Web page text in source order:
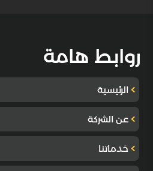
روابط هامة
الرئيسية
عن الشركة
خدماتنا